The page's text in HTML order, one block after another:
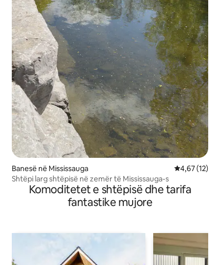
Banesë në Mississauga Vlerësimi
4,67 (12)
Shtëpi larg shtëpisë në zemër të Mississauga-s
Komoditetet e shtëpisë dhe tarifa
fantastike mujore